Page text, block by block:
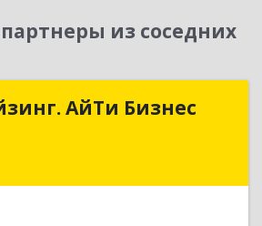
из соседних
АйТи Бизнес
АйТи Бизнес